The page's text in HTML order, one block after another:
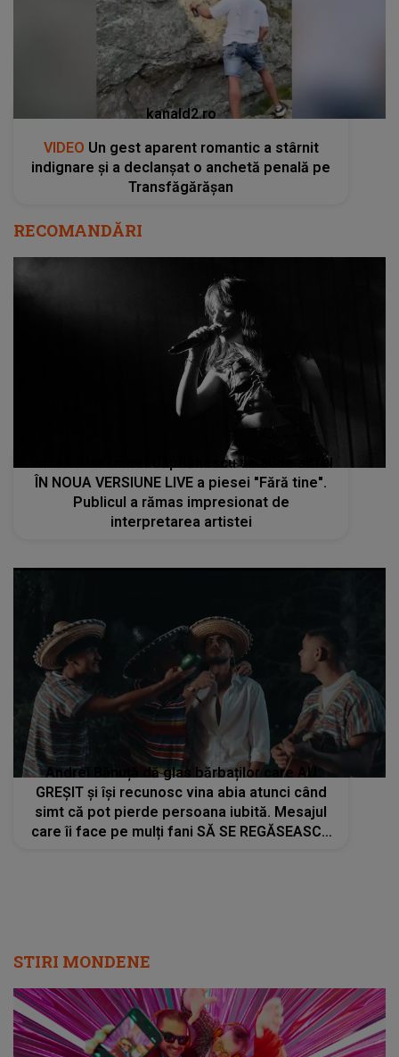
kanald2.ro
VIDEO Un gest aparent romantic a stârnit
indignare și a declanșat o anchetă penală pe
Transfăgărășan
RECOMANDĂRI
Vocea Alexandrei Căpitănescu se aude altfel
ÎN NOUA VERSIUNE LIVE a piesei "Fără tine".
Publicul a rămas impresionat de
interpretarea artistei
Andrei Bănuță dă glas bărbaților care AU
GREȘIT și își recunosc vina abia atunci când
simt că pot pierde persoana iubită. Mesajul
care îi face pe mulți fani SĂ SE REGĂSEASCĂ
STIRI MONDENE